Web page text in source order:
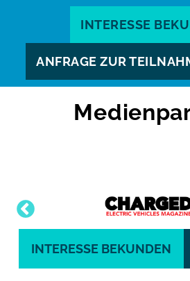
INTERESSE
ANFRAGE ZUR
INTERESSE BEKUNDEN